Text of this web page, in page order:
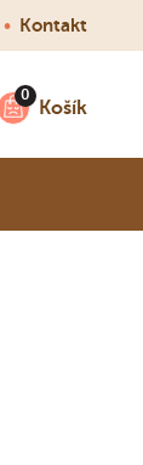
• Kontakt
Košík